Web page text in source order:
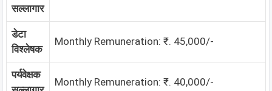
सल्लागार
डेटा
विश्लेषक
Monthly Remuneration: ₹. 45,000/-
पर्यवेक्षक
Monthly Remuneration: ₹. 40,000/-